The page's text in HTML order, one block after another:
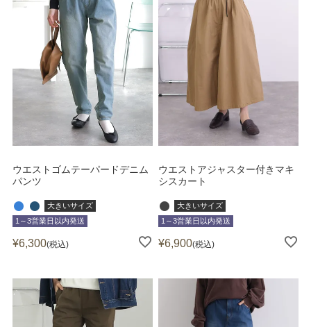
ウエストゴムテーパードデニム
パンツ
大きいサイズ
1～3営業日以内発送
¥6,300 税込
ウエストアジャスター付きマキ
シスカート
大きいサイズ
1～3営業日以内発送
¥6,900 税込